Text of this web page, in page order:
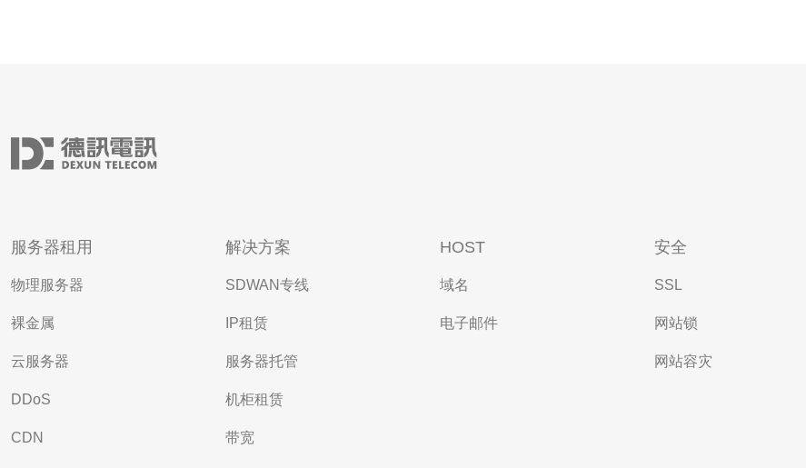
服务器租用
物理服务器
裸金属
云服务器
DDoS
CDN
解决方案
SDWAN专线
IP租赁
服务器托管
机柜租赁
带宽
HOST
域名
电子邮件
安全
SSL
网站锁
网站容灾